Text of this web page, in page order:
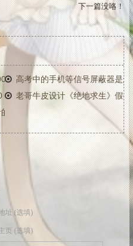
下一篇没咯！
全新更新组件之功能启用包
高考中的手机等信号屏蔽器是
专业版（1020）正式发布：海量更
老哥牛皮设计《绝地求生》假
"黑洞"故事
址 (选填)
页 (选填)